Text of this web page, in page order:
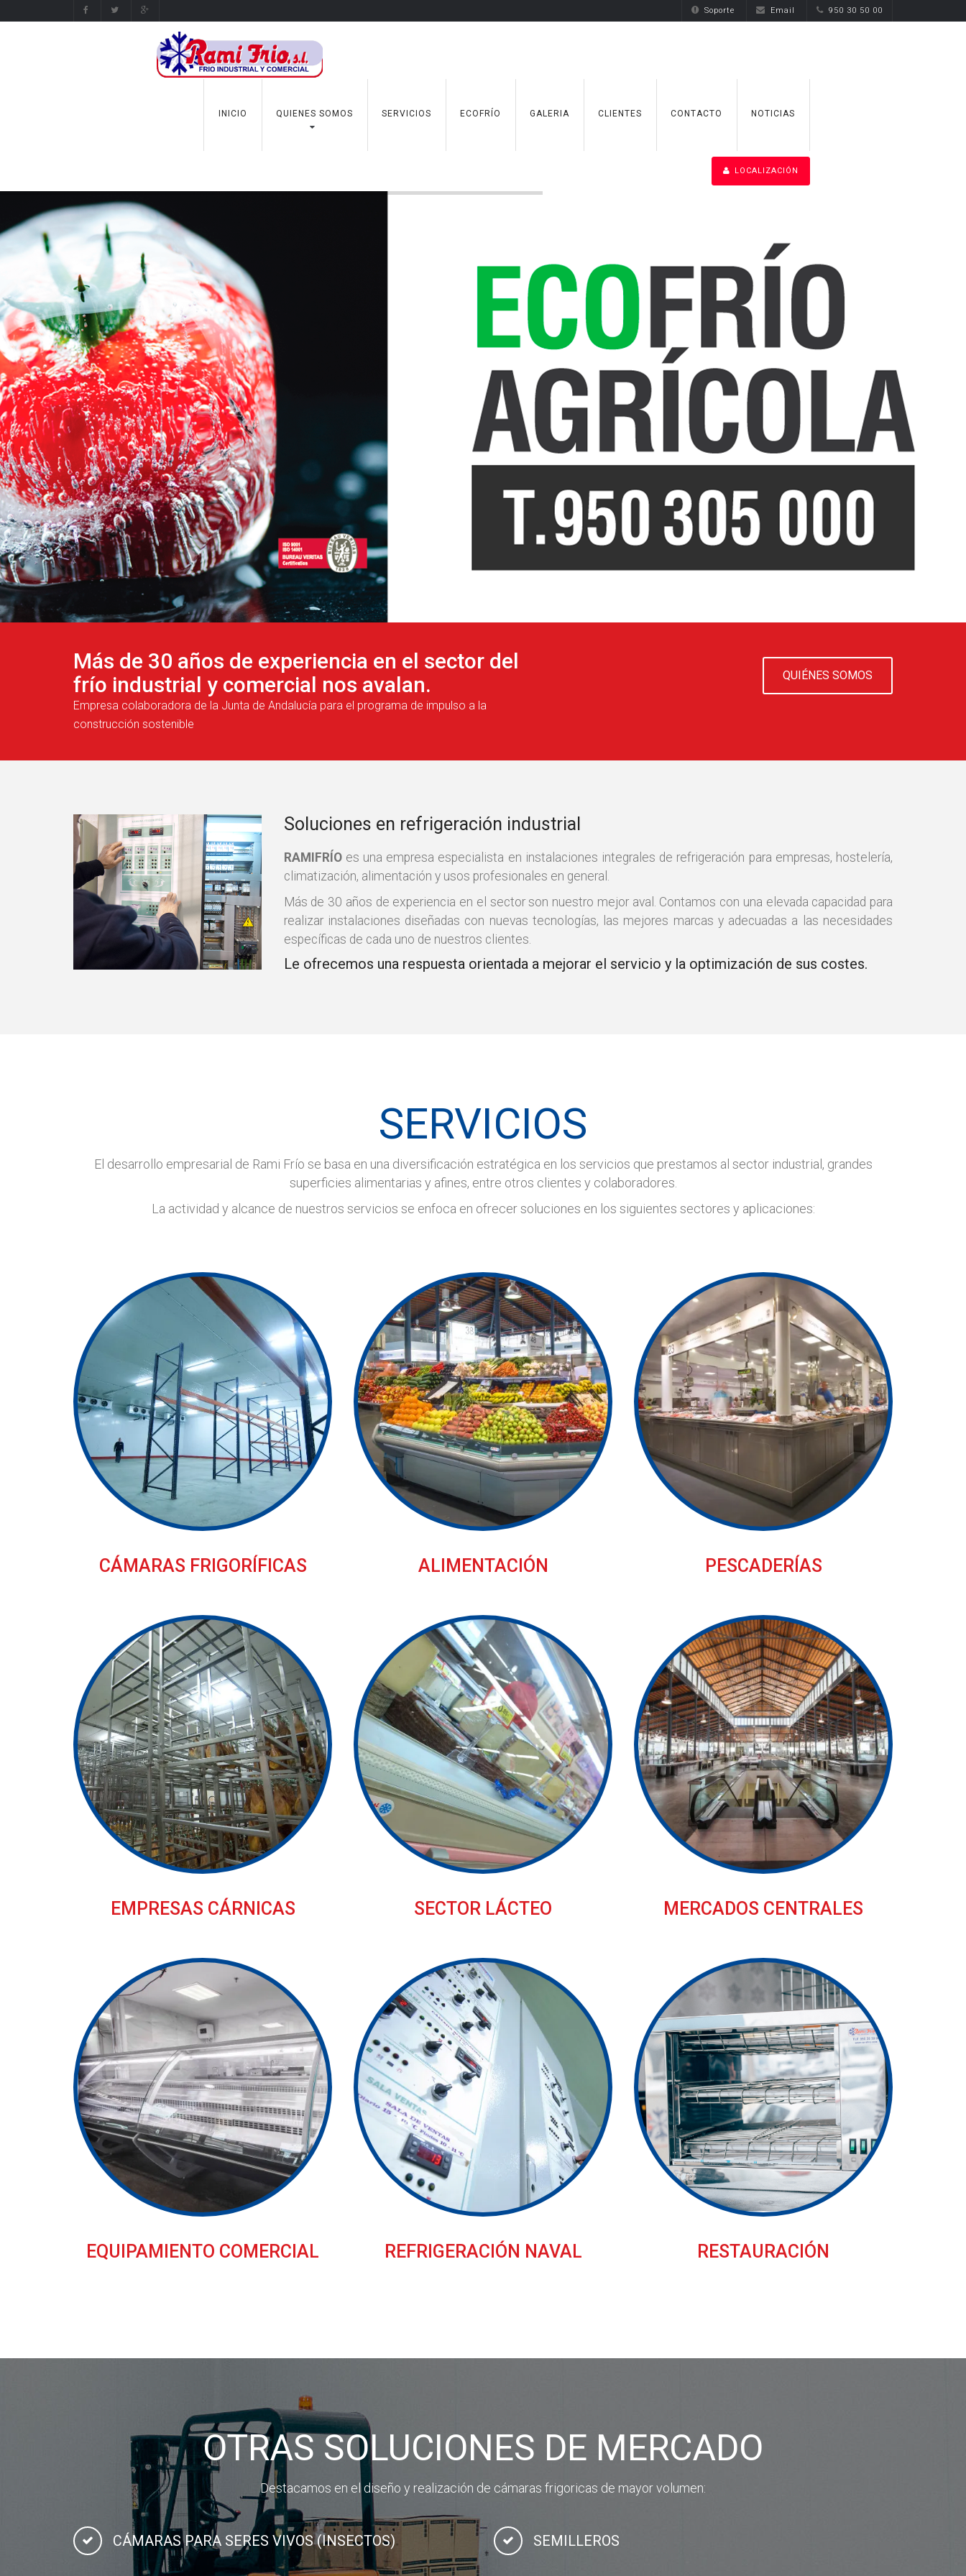
Soporte Email 950 30 50 00
INICIO QUIENES SOMOS SERVICIOS ECOFRÍO GALERIA CLIENTES CONTACTO NOTICIAS
LOCALIZACIÓN
Más de 30 años de experiencia en el sector del
frío industrial y comercial nos avalan.
Empresa colaboradora de la Junta de Andalucía para el programa de impulso a la
construcción sostenible
QUIÉNES SOMOS
Soluciones en refrigeración industrial
RAMIFRÍOes una empresa especialista en instalaciones integrales de refrigeración para empresas, hostelería,
climatización, alimentación y usos profesionales en general.
Más de 30 años de experiencia en el sector son nuestro mejor aval. Contamos con una elevada capacidad para
realizar instalaciones diseñadas con nuevas tecnologías, las mejores marcas y adecuadas a las necesidades
específicas de cada uno de nuestros clientes.
Le ofrecemos una respuesta orientada a mejorar el servicio y la optimización de sus costes.
SERVICIOS
El desarrollo empresarial de Rami Frío se basa en una diversificación estratégica en los servicios que prestamos al sector industrial, grandes
superficies alimentarias y afines, entre otros clientes y colaboradores.
La actividad y alcance de nuestros servicios se enfoca en ofrecer soluciones en los siguientes sectores y aplicaciones:
CÁMARAS FRIGORÍFICAS
EMPRESAS CÁRNICAS
EQUIPAMIENTO COMERCIAL
ALIMENTACIÓN
SECTOR LÁCTEO
REFRIGERACIÓN NAVAL
PESCADERÍAS
MERCADOS CENTRALES
RESTAURACIÓN
OTRAS SOLUCIONES DE MERCADO
Destacamos en el diseño y realización de cámaras frigoricas de mayor volumen:
CÁMARAS PARA SERES VIVOS (INSECTOS) SEMILLEROS